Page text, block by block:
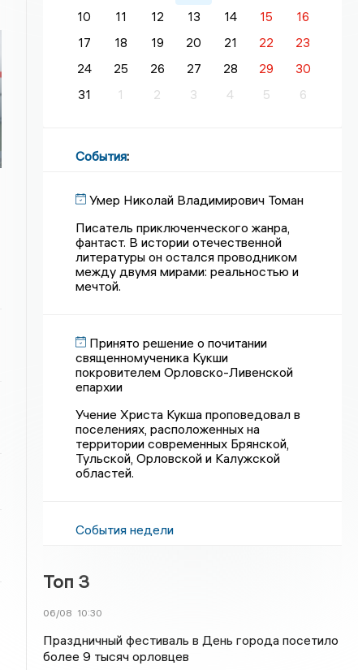
10
11 12 13 14 15
16
17
18 19 20 21 22
23
24
25 26 27 28 29
30
31
1 2 3 4 5 6
События:
Умер Николай Владимирович Томан
Писатель приключенческого жанра,
фантаст. В истории отечественной
литературы он остался проводником
между двумя мирами: реальностью и
мечтой.
Принято решение о почитании
священномученика Кукши
покровителем Орловско-Ливенской
епархии
Учение Христа Кукша проповедовал в
поселениях, расположенных на
территории современных Брянской,
Тульской, Орловской и Калужской
областей.
События недели
Топ 3
06/08 10:30
Праздничный фестиваль в День города посетило
более 9 тысяч орловцев